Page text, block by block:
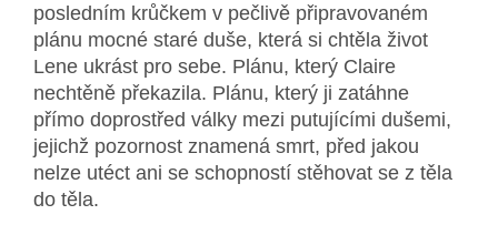
posledním krůčkem v pečlivě připravovaném
plánu mocné staré duše, která si chtěla život
Lene ukrást pro sebe. Plánu, který Claire
nechtěně překazila. Plánu, který ji zatáhne
přímo doprostřed války mezi putujícími dušemi,
jejichž pozornost znamená smrt, před jakou
nelze utéct ani se schopností stěhovat se z těla
do těla.